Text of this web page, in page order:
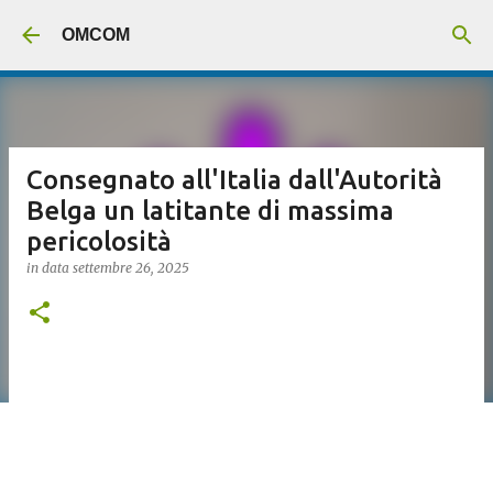
OMCOM
Consegnato all'Italia dall'Autorità
Belga un latitante di massima
pericolosità
in data settembre 26, 2025